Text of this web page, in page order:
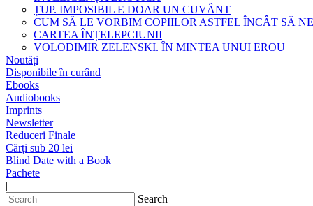
ȚUP. IMPOSIBIL E DOAR UN CUVÂNT
CUM SĂ LE VORBIM COPIILOR ASTFEL ÎNCÂT SĂ
CARTEA ÎNȚELEPCIUNII
VOLODIMIR ZELENSKI. ÎN MINTEA UNUI EROU
Noutăți
Disponibile în curând
Ebooks
Audiobooks
Imprints
Newsletter
Reduceri Finale
Cărți sub 20 lei
Blind Date with a Book
Pachete
|
Search